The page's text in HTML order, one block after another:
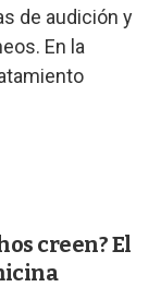
de audición y
En la
creen? El